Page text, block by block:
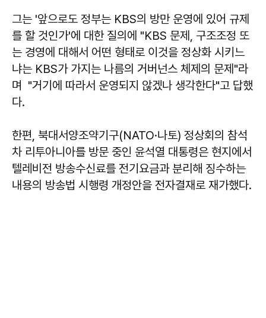
그는 '앞으로도 정부는 KBS의 방만 운영에 있어 규제
를 할 것인가'에 대한 질의에 "KBS 문제, 구조조정 또
는 경영에 대해서 어떤 형태로 이것을 정상화 시키느
냐는 KBS가 가지는 나름의 거버넌스 체제의 문제"라
며 "거기에 따라서 운영되지 않겠나 생각한다"고 답했
다.
한편, 북대서양조약기구(NATO·나토) 정상회의 참석
차 리투아니아를 방문 중인 윤석열 대통령은 현지에서
텔레비전 방송수신료를 전기요금과 분리해 징수하는
내용의 방송법 시행령 개정안을 전자결재로 재가했다.